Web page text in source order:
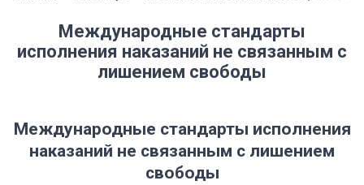
Международные стандарты
исполнения наказаний не связанным с
лишением свободы
Международные стандарты исполнения
наказаний не связанным с лишением
свободы